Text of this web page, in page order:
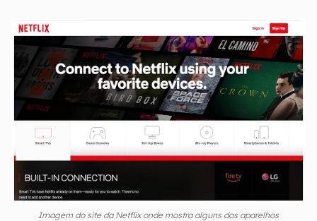
Imagem do site da Netflix onde mostra alguns dos aparelhos